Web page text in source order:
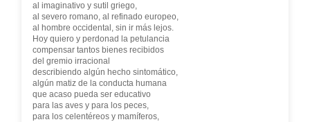
al imaginativo y sutil griego,
al severo romano, al refinado europeo,
al hombre occidental, sin ir más lejos.
Hoy quiero y perdonad la petulancia
compensar tantos bienes recibidos
del gremio irracional
describiendo algún hecho sintomático,
algún matiz de la conducta humana
que acaso pueda ser educativo
para las aves y para los peces,
para los celentéreos y mamíferos,